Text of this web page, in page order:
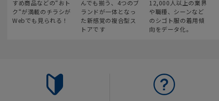
すめ商品などの“おト
ク“が満載のチラシが
Webでも見られる！
んでも揃う、4つのブ
ランドが一体となっ
た新感覚の複合型ス
トアです
12,000人以上の業界
や職種、シーンなど
のシゴト服の着用傾
向をデータ化。